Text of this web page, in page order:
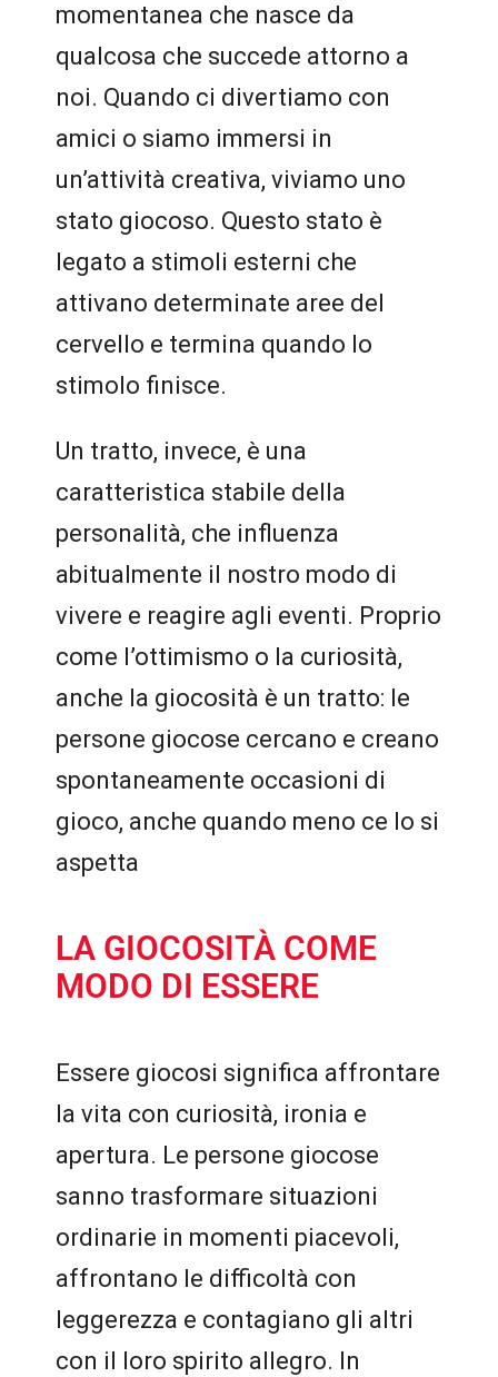
momentanea che nasce da
qualcosa che succede attorno a
noi. Quando ci divertiamo con
amici o siamo immersi in
un’attività creativa, viviamo uno
stato giocoso. Questo stato è
legato a stimoli esterni che
attivano determinate aree del
cervello e termina quando lo
stimolo finisce.
Un tratto, invece, è una
caratteristica stabile della
personalità, che influenza
abitualmente il nostro modo di
vivere e reagire agli eventi. Proprio
come l’ottimismo o la curiosità,
anche la giocosità è un tratto: le
persone giocose cercano e creano
spontaneamente occasioni di
gioco, anche quando meno ce lo si
aspetta
LA GIOCOSITÀ COME
MODO DI ESSERE
Essere giocosi significa affrontare
la vita con curiosità, ironia e
apertura. Le persone giocose
sanno trasformare situazioni
ordinarie in momenti piacevoli,
affrontano le difficoltà con
leggerezza e contagiano gli altri
con il loro spirito allegro. In